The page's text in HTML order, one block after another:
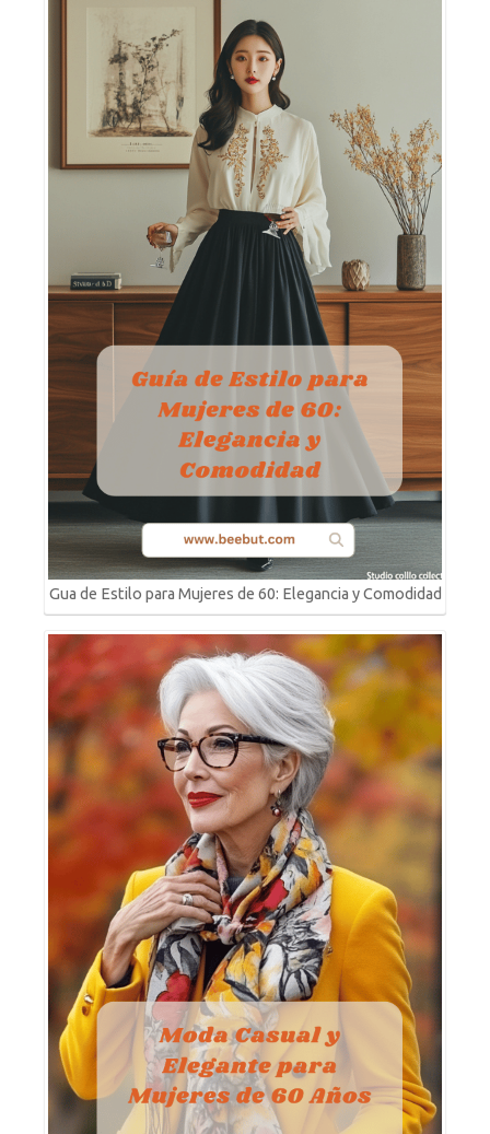
Gua de Estilo para Mujeres de 60: Elegancia y Comodidad